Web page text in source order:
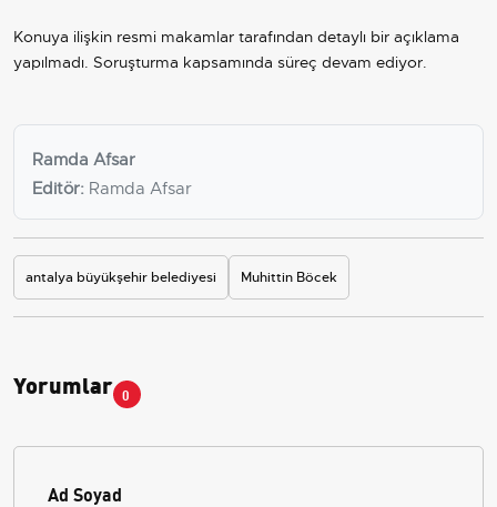
Konuya ilişkin resmi makamlar tarafından detaylı bir açıklama
yapılmadı. Soruşturma kapsamında süreç devam ediyor.
Ramda Afsar
Editör: Ramda Afsar
antalya büyükşehir belediyesi Muhittin Böcek
Yorumlar 0
Ad Soyad